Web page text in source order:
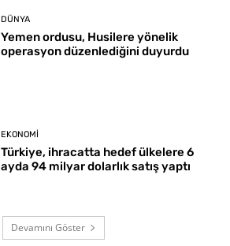
DÜNYA
Yemen ordusu, Husilere yönelik
operasyon düzenlediğini duyurdu
EKONOMI
Türkiye, ihracatta hedef ülkelere 6
ayda 94 milyar dolarlık satış yaptı
Devamını Göster